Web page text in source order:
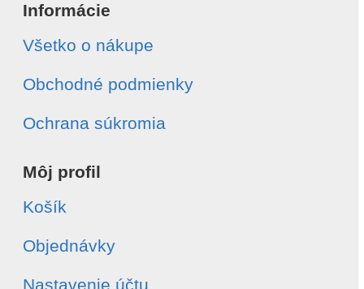
Informácie
Všetko o nákupe
Obchodné podmienky
Ochrana súkromia
Môj profil
Košík
Objednávky
Nastavenie účtu